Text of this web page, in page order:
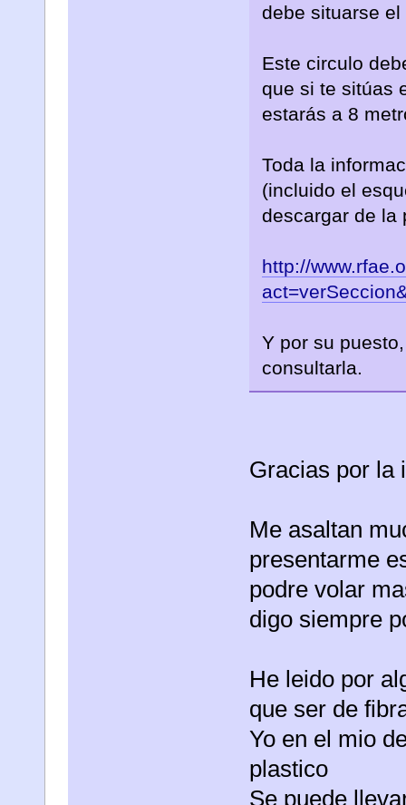
debe situarse el
Este circulo
que si te sitúas
estarás a 8
Toda la
(incluido el
descargar de la
http://
Y por su
consultarla.
Gracias por la
Me asaltan
presentarme
podre volar
digo siempre
He leido por
que ser de
Yo en el mio
plastico
Se puede